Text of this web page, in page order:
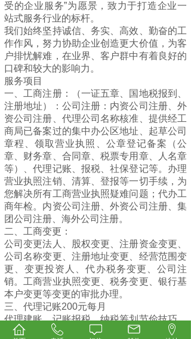
受的企业服务”为愿景，致力于打造企业一
站式服务行业的标杆。
我们始终坚持诚信、务实、高效、勤奋的工
作作风，努力协助企业创造更大价值，为客
户排忧解难，在业界、客户群中有着良好的
口碑和较大的影响力。
服务项目
一、工商注册：（一证五章、国地税报到、
注册地址）：公司注册：内资公司注册、外
资公司注册、代理公司名称核准、提供经工
商局已备案过的集中办公区地址、起草公司
章程、领取营业执照、公章登记备案（公
章、财务章、合同章、税票专用章、人名章
等）、代理记账、报税、社保登记等。办理
营业执照注销、清算、登报等一切手续，为
您解决所有工商营业执照疑难问题；代办工
商年检。内资公司注册、外资公司注册、集
团公司注册、海外公司注册。
二、工商变更：
公司变更法人、股权变更、注册资金变更、
公司名称变更、注册地址变更、经营范围变
更、变更投资人、代办税务变更、公司注
销。工商营业执照变更、税务变更、银行基
本户变更等变更的审批办理。
三、代理记账200元每月
代理建账、记账报税、纳税筹划节俭技巧、
协助办理审计、整理错账乱账、合理报税、